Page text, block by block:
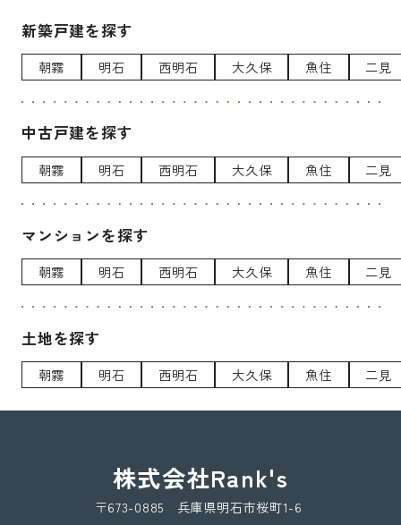
新築戸建を探す
朝霧 明石 西明石 大久保 魚住 二見
中古戸建を探す
朝霧 明石 西明石 大久保 魚住 二見
マンションを探す
朝霧 明石 西明石 大久保 魚住 二見
土地を探す
朝霧 明石 西明石 大久保 魚住 二見
株式会社Rank's
〒673-0885 兵庫県明石市桜町1-6